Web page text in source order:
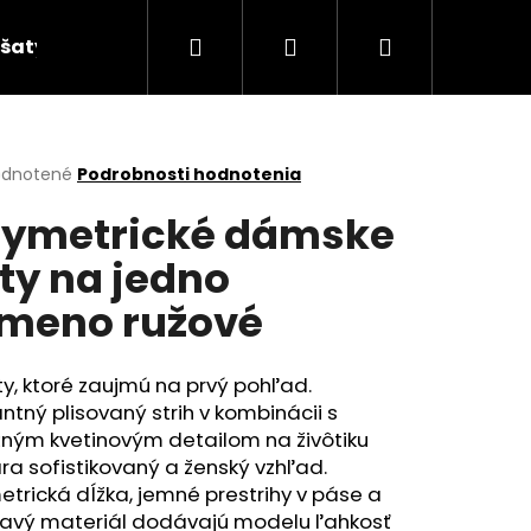
Hľadať PrihlásenieNákupný
Podrobnosti hodnotenia
dámske
na jedno
ružové
ktoré zaujmú na prvý pohľad.
plisovaný strih v kombinácii s
kvetinovým detailom na živôtiku
sofistikovaný a ženský vzhľad.
dĺžka, jemné prestrihy v páse a
materiál dodávajú modelu ľahkosť